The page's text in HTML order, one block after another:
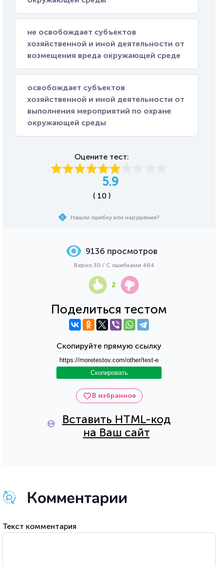
не освобождает субъектов
хозяйственной и иной деятельности от
возмещения вреда окружающей среде
освобождает субъектов
хозяйственной и иной деятельности от
выполнения мероприятий по охране
окружающей среды
Оцените тест:
5.9
( 10 )
Нашли ошибку или нарушение?
В избранное
Вставить HTML-код
на Ваш сайт
Поделиться тестом
Скопируйте прямую ссылку
Скопировать
9136 просмотров
Верно 30 / С ошибками 484
2
Комментарии
Текст комментария